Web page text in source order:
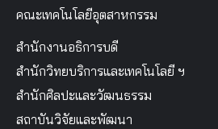
คณะเทคโนโลยีอุตสาหกรรม
สำนักงานอธิการบดี
สำนักวิทยบริการและเทคโนโลยี ฯ
สำนักศิลปะและวัฒนธรรม
สถาบันวิจัยและพัฒนา